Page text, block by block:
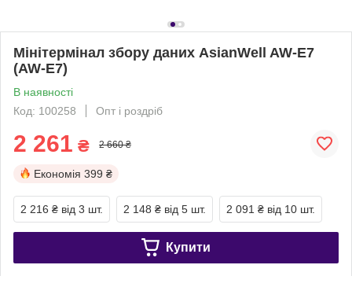
Мінітермінал збору даних AsianWell AW-E7
(AW-E7)
В наявності
Код: 100258
Опт і роздріб
2 261 ₴ 2 660 ₴
Економія 399 ₴
2 216 ₴ від 3 шт. 2 148 ₴ від 5 шт. 2 091 ₴ від 10 шт.
Купити